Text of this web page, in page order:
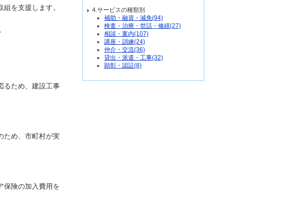
を支援します。
るため、建設工事
ため、市町村が実
保険の加入費用を
4.サービスの種類別
補助・融資・減免(94)
検査・治療・世話・修繕(27)
相談・案内(107)
講座・訓練(24)
仲介・交流(36)
貸出・派遣・工事(32)
顕彰・認証(8)